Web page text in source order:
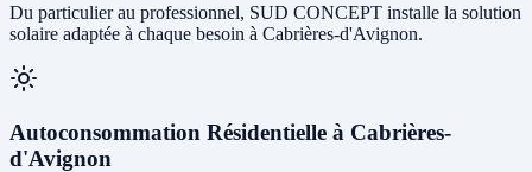
Du particulier au professionnel, SUD CONCEPT installe la solution
solaire adaptée à chaque besoin à Cabrières-d'Avignon.
Autoconsommation Résidentielle à Cabrières-
d'Avignon